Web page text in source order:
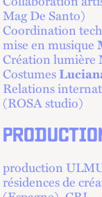
Mag De Santo)
Coordination
mise en musique
Création lumière
Costumes
Relations
(ROSA studio)
production
résidences de